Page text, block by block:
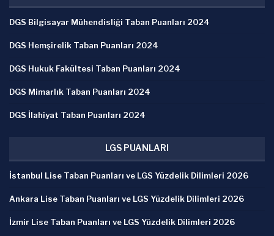
DGS Bilgisayar Mühendisliği Taban Puanları 2024
DGS Hemşirelik Taban Puanları 2024
DGS Hukuk Fakültesi Taban Puanları 2024
DGS Mimarlık Taban Puanları 2024
DGS İlahiyat Taban Puanları 2024
LGS PUANLARI
İstanbul Lise Taban Puanları ve LGS Yüzdelik Dilimleri 2026
Ankara Lise Taban Puanları ve LGS Yüzdelik Dilimleri 2026
İzmir Lise Taban Puanları ve LGS Yüzdelik Dilimleri 2026